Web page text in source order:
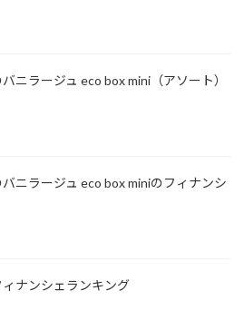
ニラージュ eco box mini（アソート）
ニラージュ eco box miniのフィナンシ
ナンシェランキング